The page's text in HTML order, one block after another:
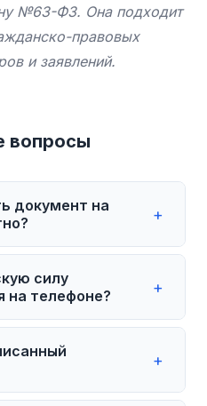
№63-ФЗ. Она подходит
правовых
и заявлений.
вопросы
документ на
+
способы.
iOS и Android
Telegram-бот
подписать
и удобно.
силу
на телефоне?
+
подпись имеет
стороны
Для
актов и
+